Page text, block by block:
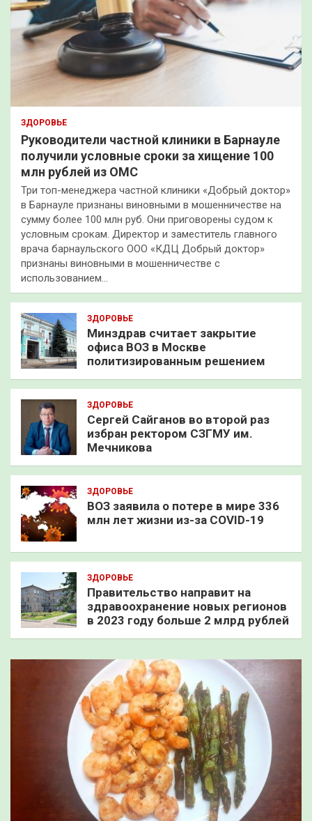
ЗДОРОВЬЕ
Руководители частной клиники в Барнауле
получили условные сроки за хищение 100
млн рублей из ОМС
Три топ-менеджера частной клиники «Добрый доктор»
в Барнауле признаны виновными в мошенничестве на
сумму более 100 млн руб. Они приговорены судом к
условным срокам. Директор и заместитель главного
врача барнаульского ООО «КДЦ Добрый доктор»
признаны виновными в мошенничестве с
использованием…
ЗДОРОВЬЕ
Минздрав считает закрытие
офиса ВОЗ в Москве
политизированным решением
ЗДОРОВЬЕ
Сергей Сайганов во второй раз
избран ректором СЗГМУ им.
Мечникова
ЗДОРОВЬЕ
ВОЗ заявила о потере в мире 336
млн лет жизни из-за COVID-19
ЗДОРОВЬЕ
Правительство направит на
здравоохранение новых регионов
в 2023 году больше 2 млрд рублей